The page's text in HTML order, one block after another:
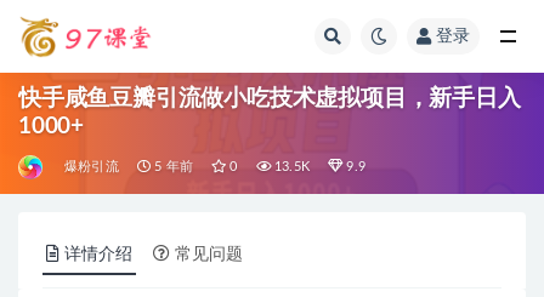
登录
快手咸鱼豆瓣引流做小吃技术虚拟项目，新手日入
1000+
爆粉引流 5 年前 0 13.5K 9.9
详情介绍 常见问题